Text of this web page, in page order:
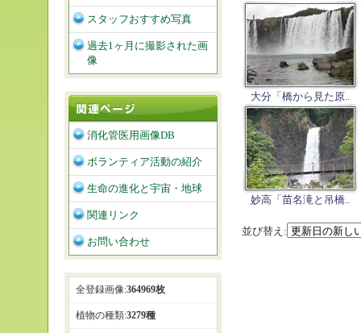
大分「橋から見た原..
妙高「苗名滝と吊橋..
並び替え:
スタッフおすすめ写真
過去1ヶ月に撮影された画
像
消化管医用画像DB
ボランティア活動の紹介
生命の進化と宇宙・地球
関連リンク
お問い合わせ
全登録画像:364969枚
植物の種類:3279種